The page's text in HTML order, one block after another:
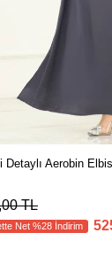
Detaylı Aerobin
TL
Net %28 İndirim